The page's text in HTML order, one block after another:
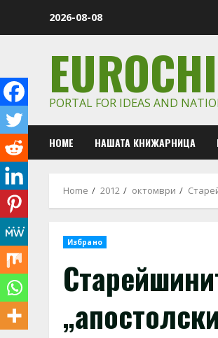
2026-08-08
PORTAL FOR IDEAS AND
HOME НАШАТА КНИЖАРНИЦА
Home 2012 октомври
Избрано